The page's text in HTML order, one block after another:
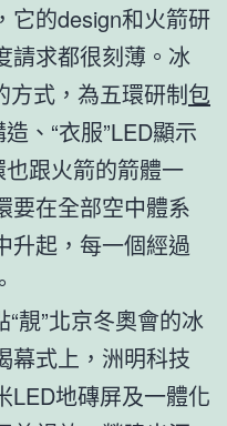
它的design和火箭研
請求都很刻薄。冰
方式，為五環研制包
、“衣服”LED顯示
也跟火箭的箭體一
要在全部空中體系
升起，每一個經過
靚”北京冬奧會的冰
幕式上，洲明科技
LED地磚屏及一體化